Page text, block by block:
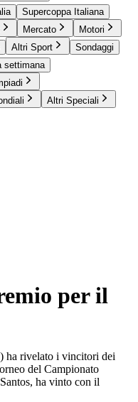
Supercoppa Italiana
Mercato
Motori
Altri Sport
Sondaggi
settimana
Altri Speciali
per il
ha rivelato i vincitori dei
del Campionato
ha vinto con il